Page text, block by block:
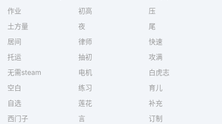
作业
初高
压
土方量
夜
尾
居间
律师
快速
托运
抽初
攻满
无需steam
电机
白虎志
空白
练习
育儿
自选
莲花
补充
西门子
言
订制